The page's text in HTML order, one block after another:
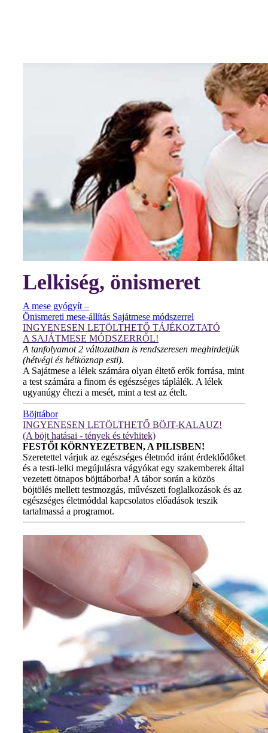
Lelkiség, önismeret
A mese gyógyít –
Önismereti mese-állítás Sajátmese módszerrel
INGYENESEN LETÖLTHETŐ TÁJÉKOZTATÓ
A SAJÁTMESE MÓDSZERRŐL!
A tanfolyamot 2 változatban is rendszeresen meghirdetjük
(hétvégi és hétköznap esti).
A Sajátmese a lélek számára olyan éltető erők forrása, mint
a test számára a finom és egészséges táplálék. A lélek
ugyanúgy éhezi a mesét, mint a test az ételt.
Böjttábor
INGYENESEN LETÖLTHETŐ BÖJT-KALAUZ!
(A böjt hatásai - tények és tévhitek)
FESTŐI KÖRNYEZETBEN, A PILISBEN!
Szeretettel várjuk az egészséges életmód iránt érdeklődőket
és a testi-lelki megújulásra vágyókat egy szakemberek által
vezetett ötnapos böjttáborba! A tábor során a közös
böjtölés mellett testmozgás, művészeti foglalkozások és az
egészséges életmóddal kapcsolatos előadások teszik
tartalmassá a programot.